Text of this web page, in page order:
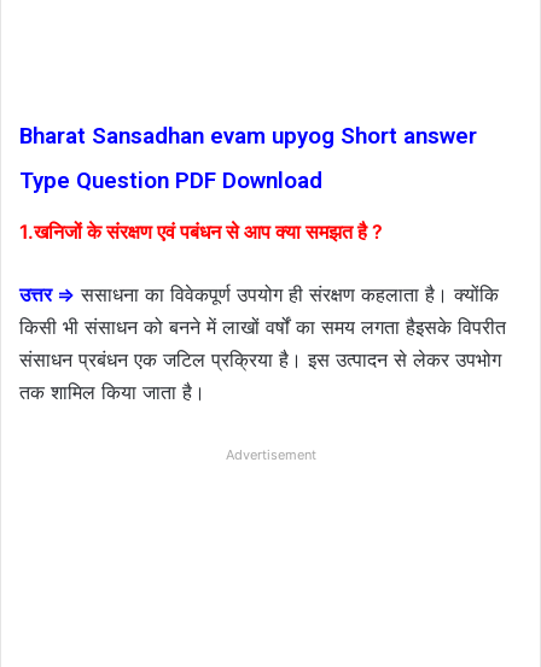
Bharat Sansadhan evam upyog Short answer
Type Question PDF Download
1.खनिजों के संरक्षण एवं पबंधन से आप क्या समझत है ?
उत्तर ⇒ ससाधना का विवेकपूर्ण उपयोग ही संरक्षण कहलाता है। क्योंकि
किसी भी संसाधन को बनने में लाखों वर्षों का समय लगता हैइसके विपरीत
संसाधन प्रबंधन एक जटिल प्रक्रिया है। इस उत्पादन से लेकर उपभोग
तक शामिल किया जाता है।
Advertisement